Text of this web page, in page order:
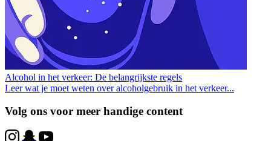
Alcohol in het verkeer: De belangrijkste regels
Leer wat je moet weten over alcoholgebruik in het verkeer...
Volg ons voor meer handige content